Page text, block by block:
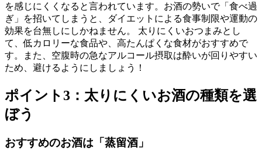
を感じにくくなると言われています。お酒の勢いで「食べ過
ぎ」を招いてしまうと、ダイエットによる食事制限や運動の
効果を台無しにしかねません。 太りにくいおつまみとし
て、低カロリーな食品や、高たんぱくな食材がおすすめで
す。また、空腹時の急なアルコール摂取は酔いが回りやすい
ため、避けるようにしましょう！
ポイント3：太りにくいお酒の種類を選
ぼう
おすすめのお酒は「蒸留酒」